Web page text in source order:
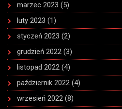
marzec 2023 (5)
luty 2023 (1)
styczeń 2023 (2)
grudzień 2022 (3)
listopad 2022 (4)
październik 2022 (4)
wrzesień 2022 (8)